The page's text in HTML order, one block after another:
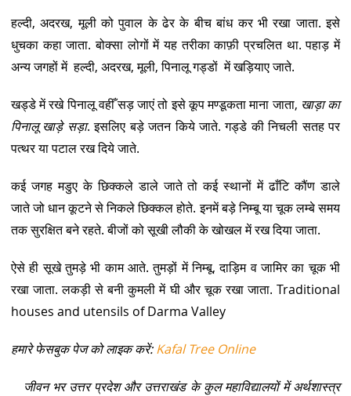
हल्दी, अदरख, मूली को पुवाल के ढेर के बीच बांध कर भी रखा जाता. इसे
धुचका कहा जाता. बोक्सा लोगों में यह तरीका काफ़ी प्रचलित था. पहाड़ में
अन्य जगहों में हल्दी, अदरख, मूली, पिनालू गड्डों में खड़ियाए जाते.
खड्डे में रखे पिनालू वहीँ सड़ जाएं तो इसे कूप मण्डूकता माना जाता, खाड़ा का
पिनालू खाड़े सड़ा. इसलिए बड़े जतन किये जाते. गड्डे की निचली सतह पर
पत्थर या पटाल रख दिये जाते.
कई जगह मडुए के छिक्कले डाले जाते तो कई स्थानों में ढाँटि कौंण डाले
जाते जो धान कूटने से निकले छिक्कल होते. इनमें बड़े निम्बू या चूक लम्बे समय
तक सुरक्षित बने रहते. बीजों को सूखी लौकी के खोखल में रख दिया जाता.
ऐसे ही सूखे तुमड़े भी काम आते. तुमड़ों में निम्बू, दाड़िम व जामिर का चूक भी
रखा जाता. लकड़ी से बनी कुमली में घी और चूक रखा जाता. Traditional
houses and utensils of Darma Valley
हमारे फेसबुक पेज को लाइक करें:Kafal Tree Online
जीवन भर उत्तर प्रदेश और उत्तराखंड के कुल महाविद्यालयों में अर्थशास्त्र